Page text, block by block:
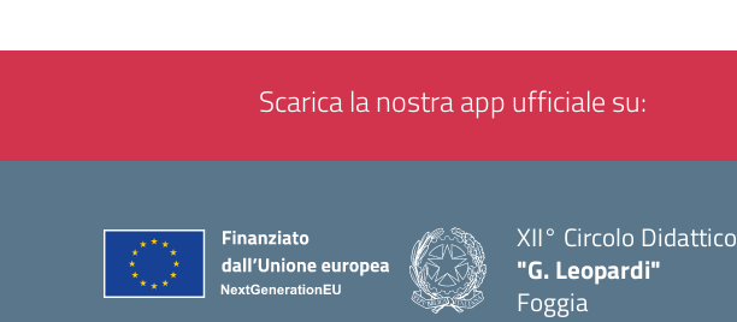
Scarica la nostra app ufficiale su:
XII° Circolo Didattico
"G. Leopardi"
Foggia